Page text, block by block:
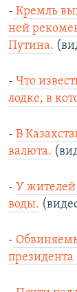
- Кремль
ней
Путина.
- Что
лодке, в
- В
валюта.
- У жителей
воды.
-